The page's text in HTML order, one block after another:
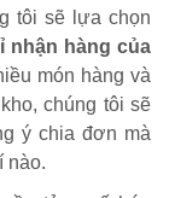
tôi sẽ lựa chọn
nhận hàng của
món hàng và
chúng tôi sẽ
ý chia đơn mà
nào.